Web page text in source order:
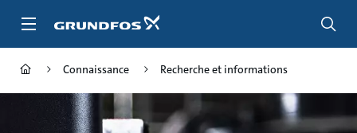
Connaissance Recherche et informations